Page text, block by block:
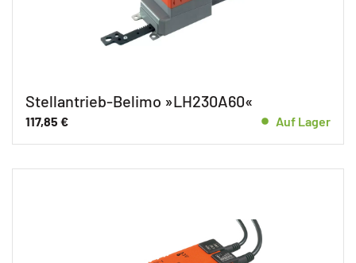
Stellantrieb-Belimo »LH230A60«
117,85 € Auf Lager